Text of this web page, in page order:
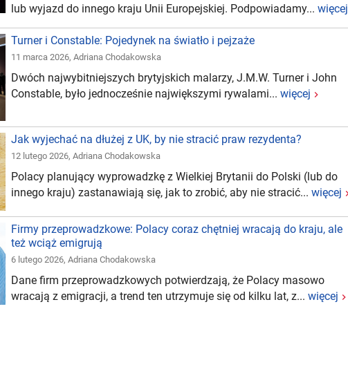
lub wyjazd do innego kraju Unii Europejskiej. Podpowiadamy... więcej
Turner i Constable: Pojedynek na światło i pejzaże
11 marca 2026, Adriana Chodakowska
Dwóch najwybitniejszych brytyjskich malarzy, J.M.W. Turner i John
Constable, było jednocześnie największymi rywalami... więcej
Jak wyjechać na dłużej z UK, by nie stracić praw rezydenta?
12 lutego 2026, Adriana Chodakowska
Polacy planujący wyprowadzkę z Wielkiej Brytanii do Polski (lub do
innego kraju) zastanawiają się, jak to zrobić, aby nie stracić... więcej
Firmy przeprowadzkowe: Polacy coraz chętniej wracają do kraju, ale
też wciąż emigrują
6 lutego 2026, Adriana Chodakowska
Dane firm przeprowadzkowych potwierdzają, że Polacy masowo
wracają z emigracji, a trend ten utrzymuje się od kilku lat, z... więcej